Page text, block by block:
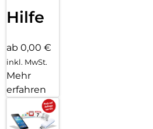
Hilfe
ab 0,00 €
inkl. MwSt.
Mehr
erfahren